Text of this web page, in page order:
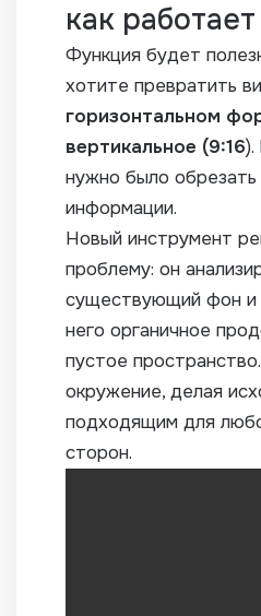
как работает
Функция будет
хотите превратить
горизонтальном
вертикальное (9:16).
нужно было обрезать
информации.
Новый инструмент
проблему: он
существующий фон и
него органичное
пустое
окружение, делая
подходящим для
сторон.